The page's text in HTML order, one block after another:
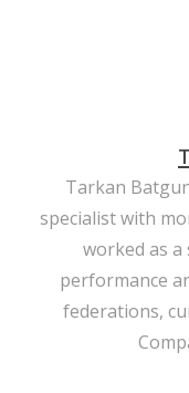
Tarkan
specialist with
worked as
performance
federations,